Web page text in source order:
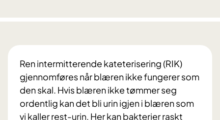
Ren intermitterende kateterisering (RIK)
gjennomføres når blæren ikke fungerer som
den skal. Hvis blæren ikke tømmer seg
ordentlig kan det bli urin igjen i blæren som
vi kaller rest-urin. Her kan bakterier raskt